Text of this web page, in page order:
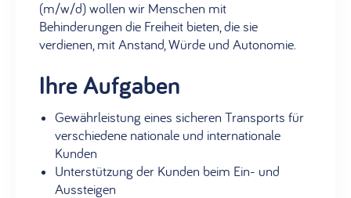
(m/w/d) wollen wir Menschen mit
Behinderungen die Freiheit bieten, die sie
verdienen, mit Anstand, Würde und Autonomie.
Ihre Aufgaben
Gewährleistung eines sicheren Transports für
verschiedene nationale und internationale
Kunden
Unterstützung der Kunden beim Ein- und
Aussteigen